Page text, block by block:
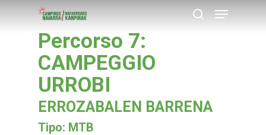
Menu
Percorso 7:
CAMPEGGIO
URROBI
ERROZABALEN BARRENA
Tipo: MTB